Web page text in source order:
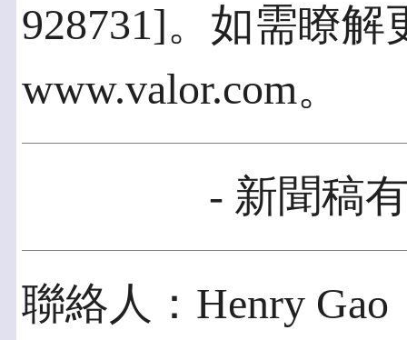
928731]。如需瞭
www.valor.com。
- 新聞稿
聯絡人：Henry Gao